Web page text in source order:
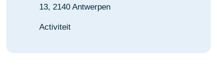
13, 2140 Antwerpen
Activiteit